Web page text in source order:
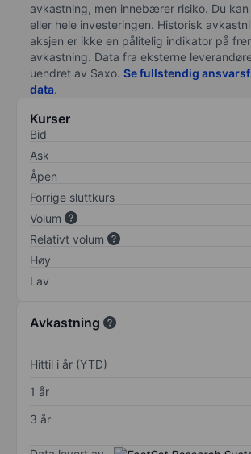
avkastning, men innebærer risiko. Du
eller hele investeringen. Historisk
aksjen er ikke en pålitelig indikator på
avkastning. Data fra eksterne
uendret av Saxo. Se fullstendig
data.
Kurser
Bid
Ask
Åpen
Forrige sluttkurs
Volum
Relativt volum
Høy
Lav
Avkastning
Hittil i år (YTD)
1 år
3 år